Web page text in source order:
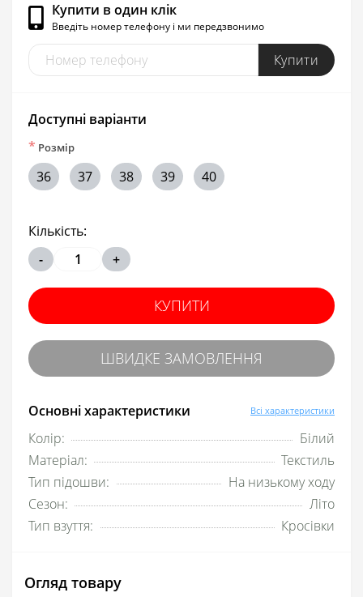
Купити в один клік
Введіть номер телефону і ми передзвонимо
Купити
Основні характеристики Всі характеристики
Колір:
Білий
Матеріал:
Текстиль
Тип підошви:
На низькому ходу
Сезон:
Літо
Тип взуття:
Кросівки
Доступні варіанти
* Розмір
36 37 38 39 40
Кількість:
-
+
КУПИТИ
ШВИДКЕ ЗАМОВЛЕННЯ
Огляд товару